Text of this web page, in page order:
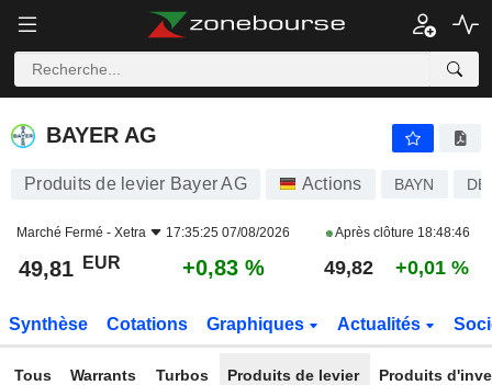
BAYER AG
BAYER AG
Produits de levier Bayer AG Actions BAYN
Marché Fermé - Xetra 17:35:25 07/08/2026 Après clôture 18:48:46
49,81 EUR +0,83 % 49,82 +0,01 %
Synthèse Cotations Graphiques Actualités
Tous Warrants Turbos Produits de levier Produits